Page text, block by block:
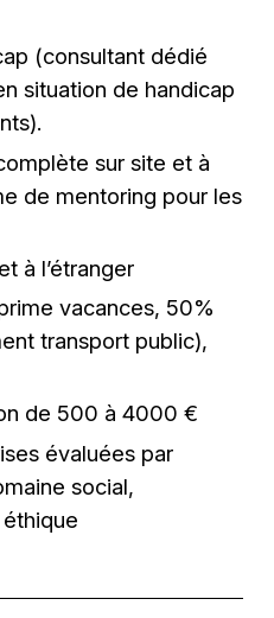
(consultant dédié
situation de handicap
sur site et à
de mentoring pour les
à l’étranger
vacances, 50%
transport public),
de 500 à 4000 €
évaluées par
social,